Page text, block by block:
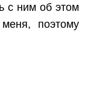
с ним об этом
поэтому